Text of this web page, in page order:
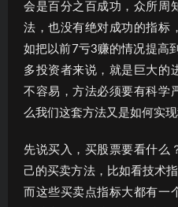
会是百分之百成功，众所周
法，也没有绝对成功的指标
如把以前7亏3赚的情况提高
多投资者来说，就是巨大的
不容易，方法必须要有科学
么我们这套方法又是如何实
先说买入，买股票要看什么
己的买卖方法，比如看技术
而这些买卖点指标大都有一